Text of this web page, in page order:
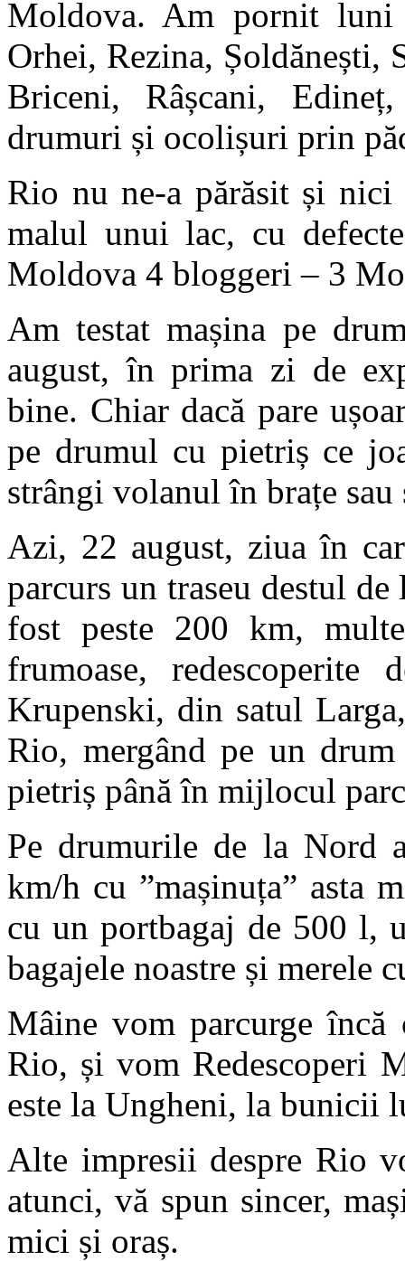
Moldova. Am pornit
Orhei, Rezina, Șoldănești,
Briceni, Râșcani,
drumuri și ocolișuri prin
Rio nu ne-a părăsit și nici
malul unui lac, cu
Moldova 4 bloggeri – 3
Am testat mașina pe
august, în prima zi de
bine. Chiar dacă pare
pe drumul cu pietriș ce
strângi volanul în brațe
Azi, 22 august, ziua în
parcurs un traseu destul
fost peste 200 km,
frumoase,
Krupenski, din satul
Rio, mergând pe un
pietriș până în mijlocul
Pe drumurile de la Nord
km/h cu ”mașinuța” asta
cu un portbagaj de 500 l,
bagajele noastre și merele
Mâine vom parcurge
Rio, și vom Redescoperi
este la Ungheni, la bunicii
Alte impresii despre Rio
atunci, vă spun sincer,
mici și oraș.